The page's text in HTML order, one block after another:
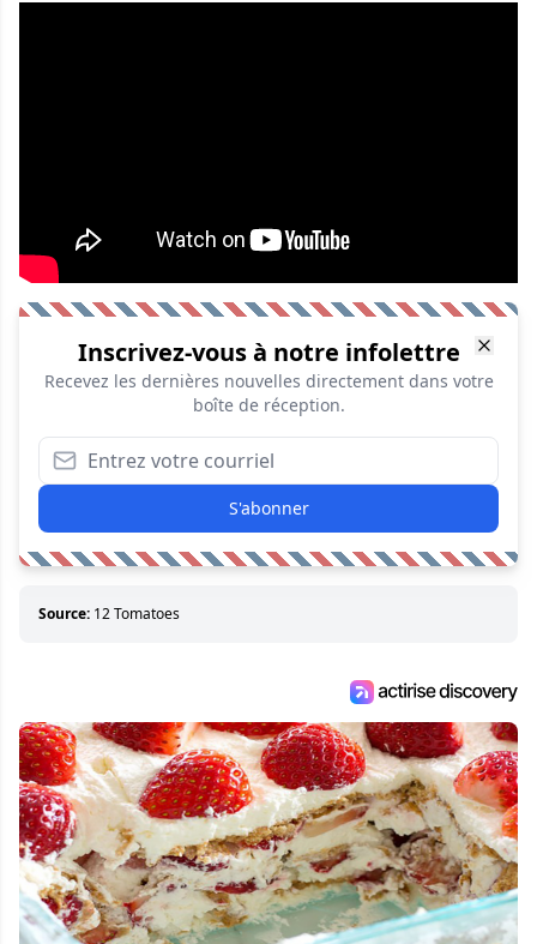
Inscrivez-vous à notre infolettre
Recevez les dernières nouvelles directement dans votre
boîte de réception.
S'abonner
Source: 12 Tomatoes